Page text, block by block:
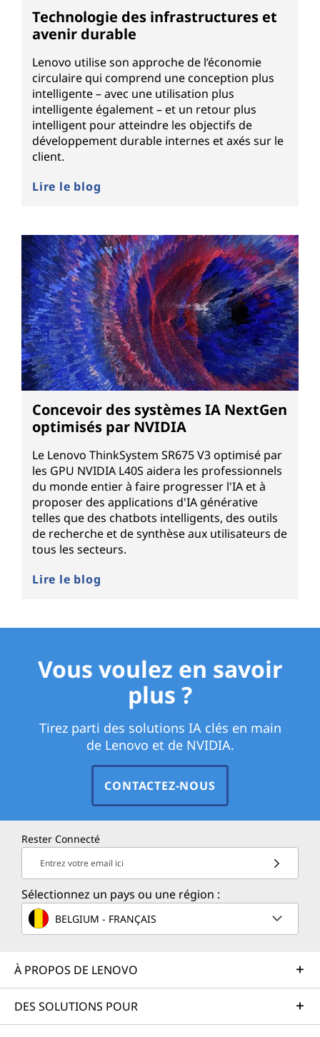
Technologie des infrastructures et
avenir durable
Lenovo utilise son approche de l’économie
circulaire qui comprend une conception plus
intelligente – avec une utilisation plus
intelligente également – et un retour plus
intelligent pour atteindre les objectifs de
développement durable internes et axés sur le
client.
Lire le blog
Concevoir des systèmes IA NextGen
optimisés par NVIDIA
Le Lenovo ThinkSystem SR675 V3 optimisé par
les GPU NVIDIA L40S aidera les professionnels
du monde entier à faire progresser l'IA et à
proposer des applications d'IA générative
telles que des chatbots intelligents, des outils
de recherche et de synthèse aux utilisateurs de
tous les secteurs.
Lire le blog
Vous voulez en savoir
plus ?
Tirez parti des solutions IA clés en main
de Lenovo et de NVIDIA.
CONTACTEZ-NOUS
Rester Connecté
Entrez votre email ici
Sélectionnez un pays ou une région :
BELGIUM - FRANÇAIS
À PROPOS DE LENOVO
DES SOLUTIONS POUR